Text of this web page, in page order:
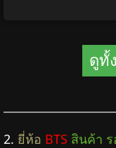
ดูทั้
2. ยี่ห้อ BTS สินค้า